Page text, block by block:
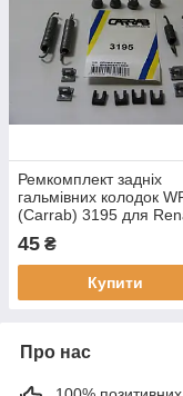
Ремкомплект задніх
гальмівних колодок
(Carrab) 3195 для
R4, R5, R6, для
204, 304, крос-код за
Quick Brake 550
45 ₴
Купити
Про нас